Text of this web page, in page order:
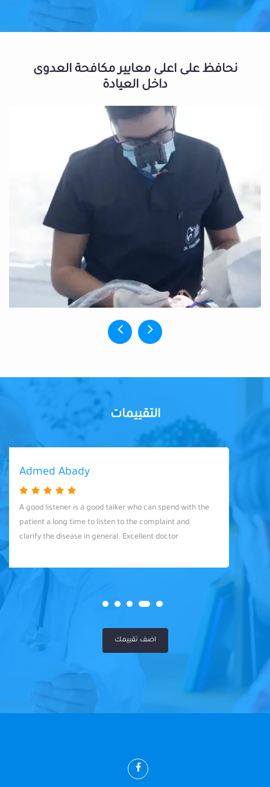
نحافظ على اعلى معايير مكافحة العدوى
داخل العيادة
التقييمات
Admed Abady
A good listener is a good talker who can spend with the
patient a long time to listen to the complaint and
clarify the disease in general. Excellent doctor
اضف تقييمك